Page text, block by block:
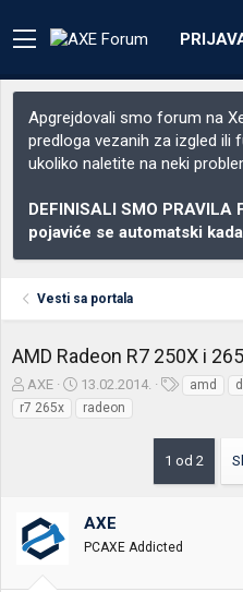
Apgrejdovali smo forum na
predloga vezanih za izgled ili
ukoliko naletite na neki
DEFINISALI SMO PRAVILA
pojaviće se automatski
Vesti sa portala
AMD Radeon R7 250X i 265
Z
a
č
k
t
e
AXE
D
a
t
k
13.02.2014.
a
k
e
amd
r7 265x
radeon
1 od 2
AXE
PCAXE Addicted